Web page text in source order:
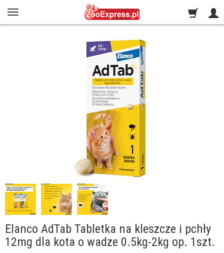
Elanco AdTab Tabletka na kleszcze i pchły
12mg dla kota o wadze 0.5kg-2kg op. 1szt.